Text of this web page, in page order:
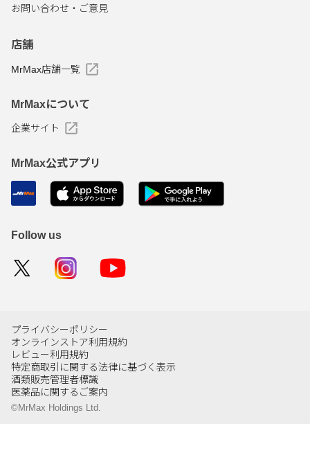
お問い合わせ・ご意見
店舗
MrMax店舗一覧
MrMaxについて
企業サイト
MrMax公式アプリ
Follow us
プライバシーポリシー
オンラインストア利用規約
レビュー利用規約
特定商取引に関する法律に基づく表示
酒類販売管理者標識
医薬品に関するご案内
©MrMax Holdings Ltd.